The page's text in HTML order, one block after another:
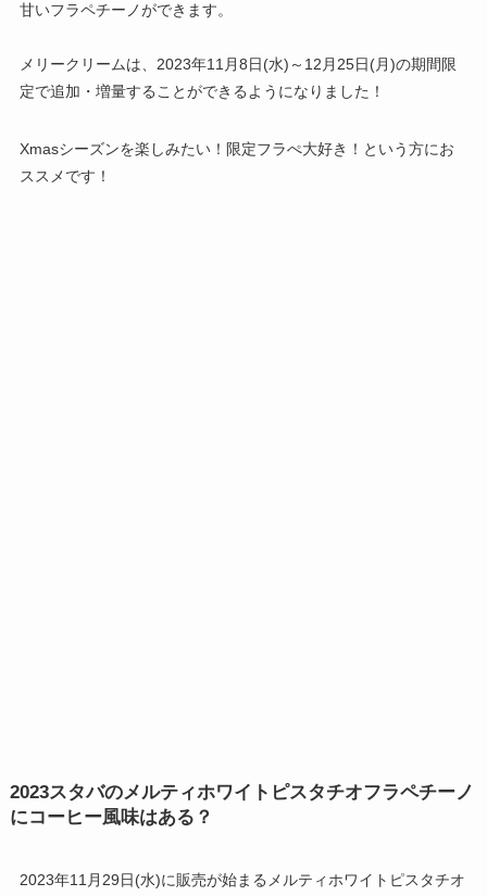
甘いフラペチーノができます。
メリークリームは、2023年11月8日(水)～12月25日(月)の期間限
定で追加・増量することができるようになりました！
Xmasシーズンを楽しみたい！限定フラぺ大好き！という方にお
ススメです！
2023スタバのメルティホワイトピスタチオフラペチーノ
にコーヒー風味はある？
2023年11月29日(水)に販売が始まるメルティホワイトピスタチオ